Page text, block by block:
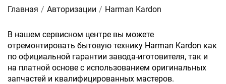
Главная Авторизации Harman Kardon
В нашем сервисном центре вы можете
отремонтировать бытовую технику Harman Kardon как
по официальной гарантии завода-иготовителя, так и
на платной основе с использованием оригинальных
запчастей и квалифицированных мастеров.